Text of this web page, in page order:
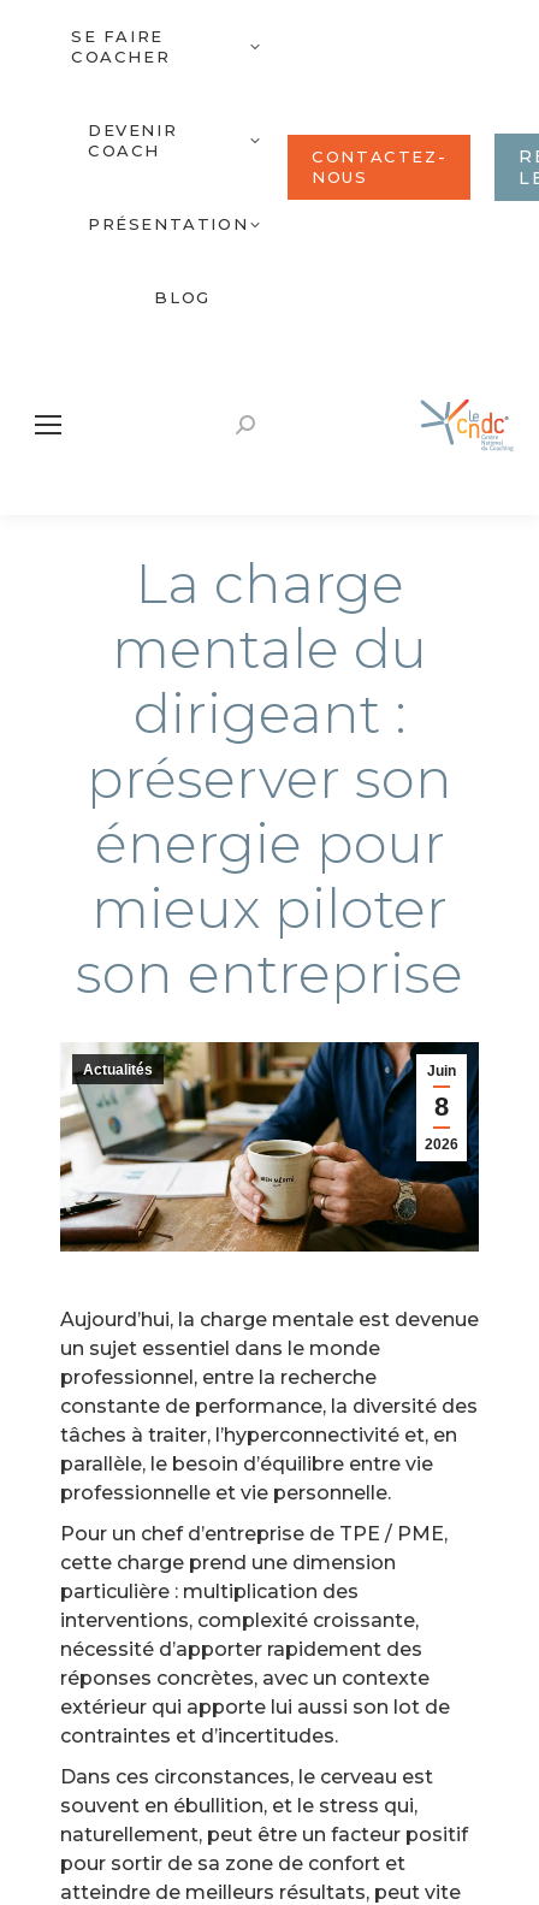
SE FAIRE
COACHER
DEVENIR
COACH
PRÉSENTATION
BLOG
CONTACTEZ-
NOUS
Recherche
La charge
mentale du
dirigeant :
préserver son
énergie pour
mieux piloter
son entreprise
Juin
8
2026
Actualités
Aujourd’hui, la charge mentale est devenue
un sujet essentiel dans le monde
professionnel, entre la recherche
constante de performance, la diversité des
tâches à traiter, l’hyperconnectivité et, en
parallèle, le besoin d’équilibre entre vie
professionnelle et vie personnelle.
Pour un chef d’entreprise de TPE / PME,
cette charge prend une dimension
particulière : multiplication des
interventions, complexité croissante,
nécessité d’apporter rapidement des
réponses concrètes, avec un contexte
extérieur qui apporte lui aussi son lot de
contraintes et d’incertitudes.
Dans ces circonstances, le cerveau est
souvent en ébullition, et le stress qui,
naturellement, peut être un facteur positif
pour sortir de sa zone de confort et
atteindre de meilleurs résultats, peut vite